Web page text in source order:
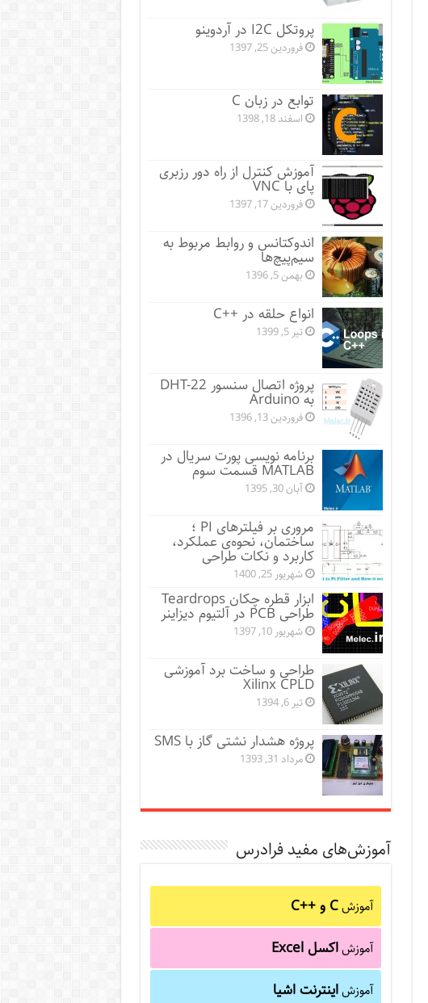
پروتکل I2C در آردوینو
فروردین 25, 1397
توابع در زبان C
اسفند 18, 1398
آموزش کنترل از راه دور رزبری
پای با VNC
فروردین 17, 1397
اندوکتانس و روابط مربوط به
سیم‌پیچ‌ها
بهمن 5, 1396
انواع حلقه در ++C
تیر 5, 1399
پروژه اتصال سنسور DHT-22
به Arduino
فروردین 13, 1396
برنامه نویسی پورت سریال در
MATLAB قسمت سوم
آبان 30, 1395
مروری بر فیلترهای PI ؛
ساختمان، نحوه‌ی عملکرد،
کاربرد و نکات طراحی
شهریور 25, 1400
ابزار قطره چکان Teardrops
طراحی PCB در آلتیوم دیزاینر
شهریور 10, 1397
طراحی و ساخت برد آموزشی
Xilinx CPLD
تیر 6, 1394
پروژه هشدار نشتی گاز با SMS
مرداد 31, 1393
آموزش‌های مفید فرادرس
آموزشC و C++‎
آموزشاکسل Excel
آموزشاینترنت اشیا